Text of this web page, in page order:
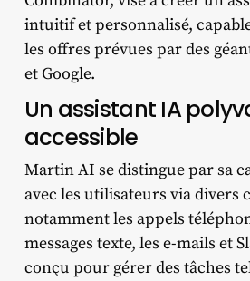
intuitif et personnalisé,
les offres prévues par des
et Google.
Un assistant IA
accessible
Martin AI se distingue par sa
avec les utilisateurs via divers
notamment les appels
messages texte, les e-mails et
conçu pour gérer des tâches